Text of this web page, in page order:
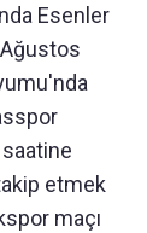
Esenler
saatine
etmek
maçı